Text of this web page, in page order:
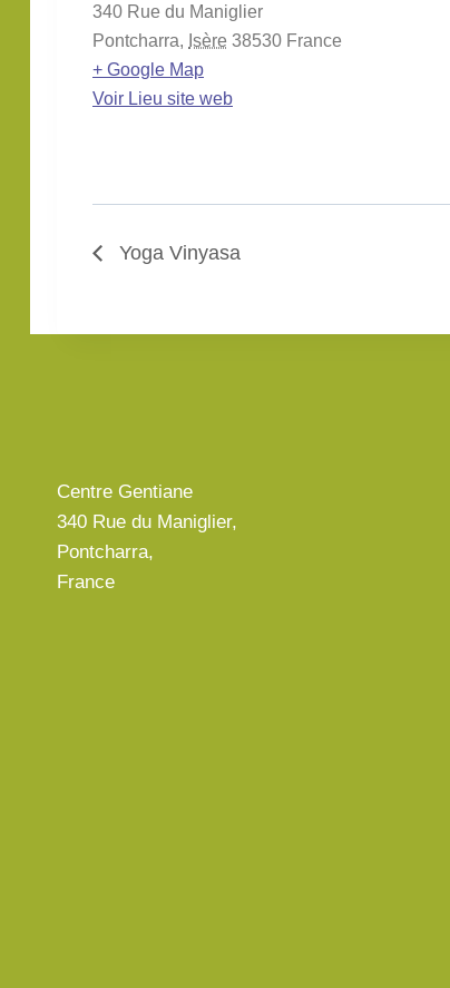
340 Rue du Maniglier
Pontcharra, Isère 38530 France
+ Google Map
Voir Lieu site web
Yoga Vinyasa
Centre Gentiane
340 Rue du Maniglier,
Pontcharra,
France